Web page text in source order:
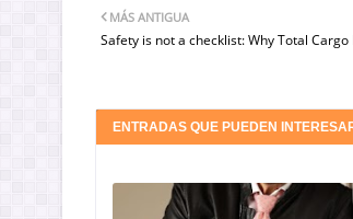
MÁS ANTIGUA
Safety is not a checklist: Why Total
ENTRADAS QUE PUEDEN